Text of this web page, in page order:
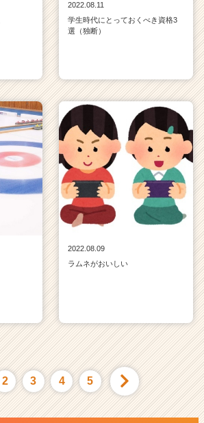
2022.08.11
学生時代にとっておくべき資格3
選（独断）
2022.08.09
ラムネがおいしい
2 3 4 5